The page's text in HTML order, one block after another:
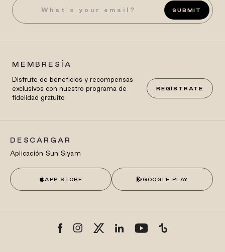
SUBMIT
MEMBRESÍA
Disfrute de beneficios y recompensas
exclusivos con nuestro programa de
fidelidad gratuito
REGÍSTRATE
DESCARGAR
Aplicación Sun Siyam
APP STORE GOOGLE PLAY